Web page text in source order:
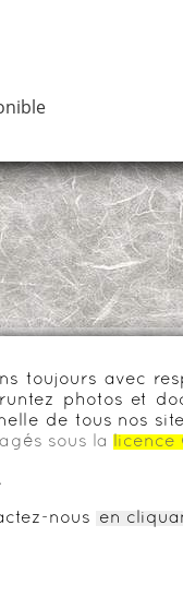
toujours avec
photos et
de tous nos
sous la
licence
.
nous en